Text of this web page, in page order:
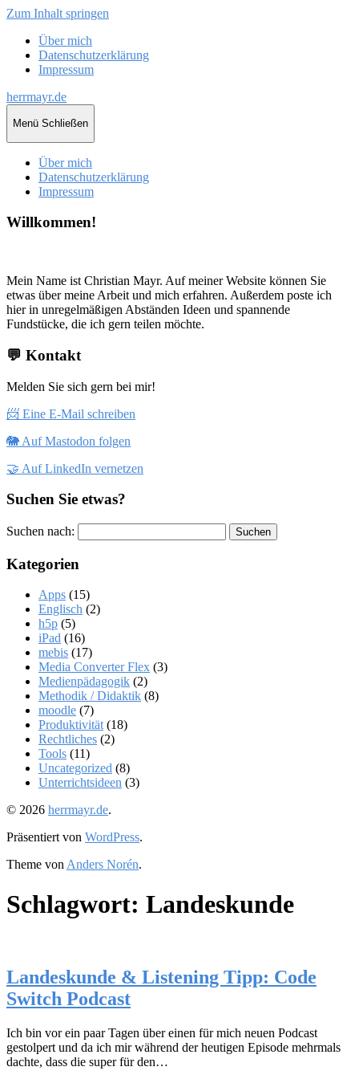
Zum Inhalt springen
Über mich
Datenschutzerklärung
Impressum
herrmayr.de
Menü Schließen
Über mich
Datenschutzerklärung
Impressum
Willkommen!
Mein Name ist Christian Mayr. Auf meiner Website können Sie
etwas über meine Arbeit und mich erfahren. Außerdem poste ich
hier in unregelmäßigen Abständen Ideen und spannende
Fundstücke, die ich gern teilen möchte.
💬 Kontakt
Melden Sie sich gern bei mir!
📨 Eine E-Mail schreiben
🐘 Auf Mastodon folgen
🤝 Auf LinkedIn vernetzen
Suchen Sie etwas?
Suchen nach:
Kategorien
Apps (15)
Englisch (2)
h5p (5)
iPad (16)
mebis (17)
Media Converter Flex (3)
Medienpädagogik (2)
Methodik / Didaktik (8)
moodle (7)
Produktivität(18)
Rechtliches (2)
Tools (11)
Uncategorized (8)
Unterrichtsideen (3)
© 2026 herrmayr.de.
Präsentiert von WordPress.
Theme vonAnders Norén.
Schlagwort: Landeskunde
Landeskunde & Listening Tipp: Code
Switch Podcast
Ich bin vor ein paar Tagen über einen für mich neuen Podcast
gestolpert und da ich mir während der heutigen Episode mehrmals
dachte, dass die super für den…